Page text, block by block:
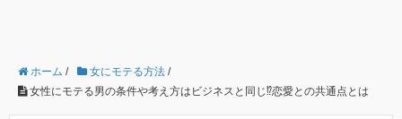
ホーム / 女にモテる方法 /
女性にモテる男の条件や考え方はビジネスと同じ⁉︎恋愛との共通点とは